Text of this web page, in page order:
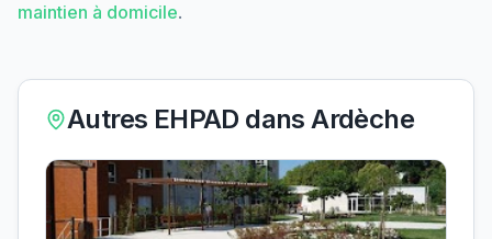
maintien à domicile.
Autres EHPAD dansArdèche